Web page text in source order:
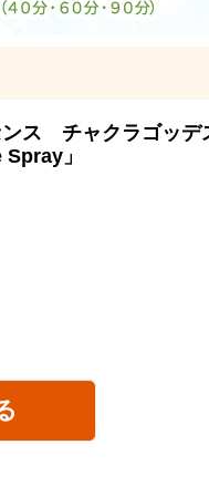
ス チャクラゴッデ
Spray」